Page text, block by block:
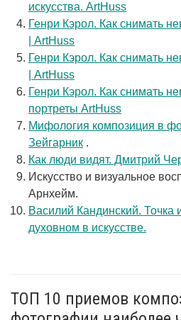
искусства. ArtHuss
Генри Кэрол. Как снимать
| ArtHuss
Генри Кэрол. Как снимать
| ArtHuss
Генри Кэрол. Как снимать
портреты ArtHuss
Мифология композиция в
Зейгарник .
Как люди видят. Дмитрий
Искусство и визуальное
Арнхейм.
Василий Кандинский. Точка
духовном в искусстве.
ТОП 10 приемов